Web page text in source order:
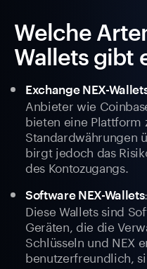
Welche
Wallets gibt
Exchange NEX-
Anbieter wie
bieten eine Plattform
Standardwährungen
birgt jedoch das
des Kontozugangs.
Software NEX-Wallets:
Diese Wallets sind
Geräten, die die
Schlüsseln und NEX
benutzerfreundlich,